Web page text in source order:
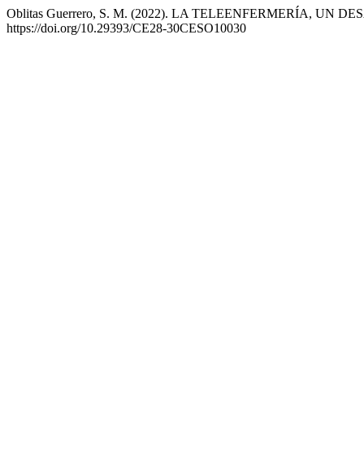
Oblitas Guerrero, S. M. (2022). LA TELEENFERMERÍA, UN
https://doi.org/10.29393/CE28-30CESO10030